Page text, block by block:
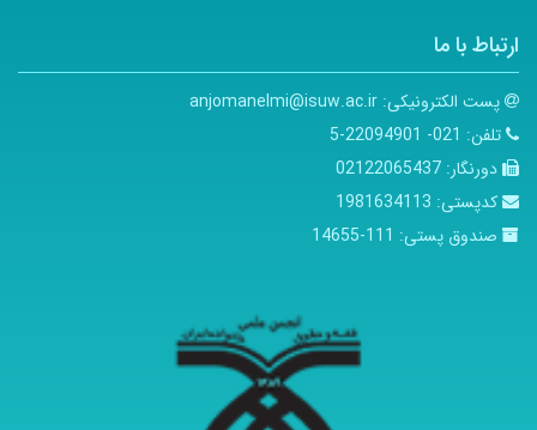
ارتباط با ما
پست الکترونیکی: anjomanelmi@isuw.ac.ir
تلفن: 021- 22094901-5
دورنگار: 02122065437
کدپستی: 1981634113
صندوق پستی: 111-14655